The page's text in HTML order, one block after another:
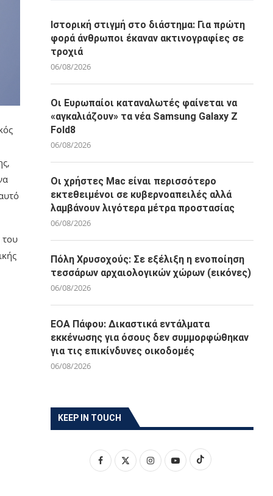
του
Ιστορική στιγμή στο διάστημα: Για πρώτη
φορά άνθρωποι έκαναν ακτινογραφίες σε
τροχιά
06/08/2026
Οι Ευρωπαίοι καταναλωτές φαίνεται να
«αγκαλιάζουν» τα νέα Samsung Galaxy Z
Fold8
06/08/2026
Οι χρήστες Mac είναι περισσότερο
εκτεθειμένοι σε κυβερνοαπειλές αλλά
λαμβάνουν λιγότερα μέτρα προστασίας
06/08/2026
Πόλη Χρυσοχούς: Σε εξέλιξη η ενοποίηση
τεσσάρων αρχαιολογικών χώρων (εικόνες)
06/08/2026
ΕΟΑ Πάφου: Δικαστικά εντάλματα
εκκένωσης για όσους δεν συμμορφώθηκαν
για τις επικίνδυνες οικοδομές
06/08/2026
KEEP IN TOUCH